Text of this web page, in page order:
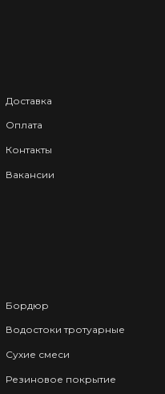
Доставка
Оплата
Контакты
Вакансии
Бордюр
Водостоки тротуарные
Сухие смеси
Резиновое покрытие